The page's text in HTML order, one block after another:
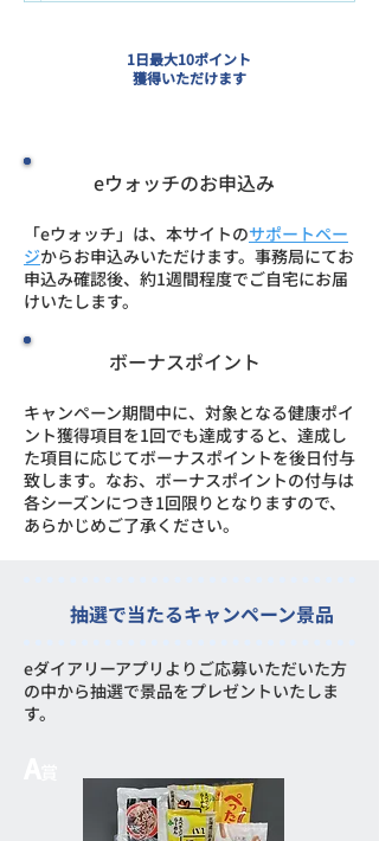
1日最大10ポイント
獲得いただけます
eウォッチのお申込み
「eウォッチ」は、本サイトのサポートペー
ジからお申込みいただけます。事務局にてお
申込み確認後、約1週間程度でご自宅にお届
けいたします。
ボーナスポイント
キャンペーン期間中に、対象となる健康ポイ
ント獲得項目を1回でも達成すると、達成し
た項目に応じてボーナスポイントを後日付与
致します。なお、ボーナスポイントの付与は
各シーズンにつき1回限りとなりますので、
あらかじめご了承ください。
抽選で当たるキャンペーン景品
eダイアリーアプリよりご応募いただいた方
の中から抽選で景品をプレゼントいたしま
す。